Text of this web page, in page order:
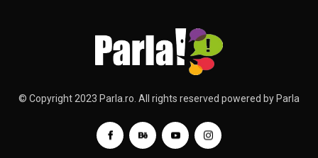
© Copyright 2023 Parla.ro. All rights reserved powered by Parla